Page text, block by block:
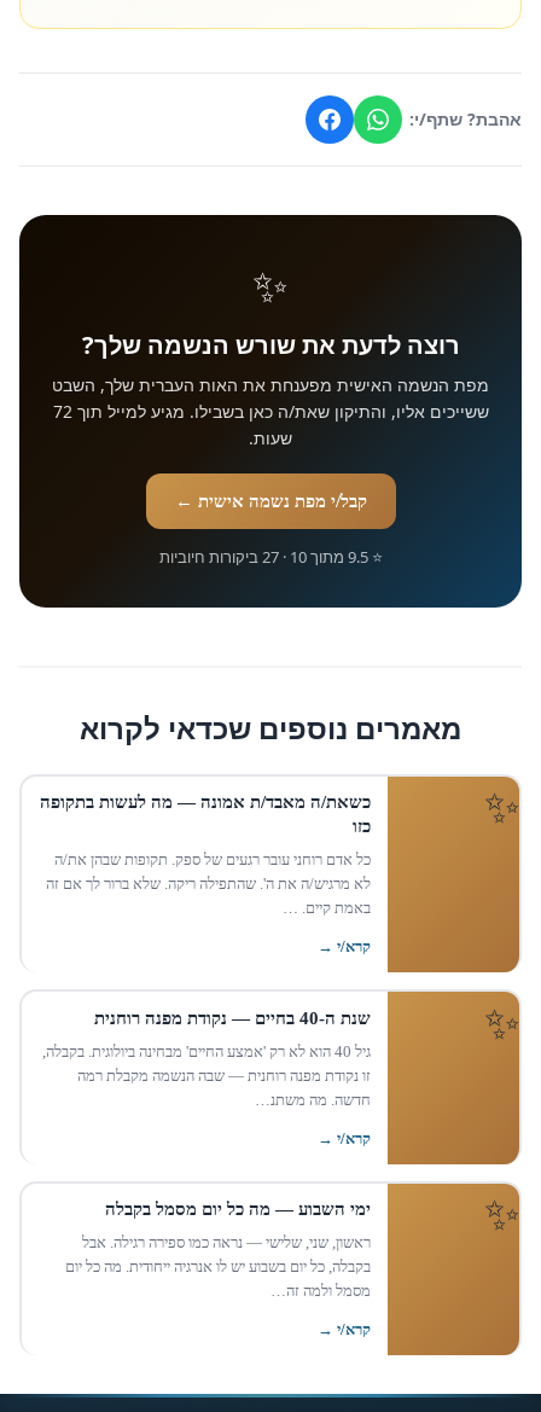
אהבת? שתף/י:
✨
רוצה לדעת את שורש הנשמה שלך?
מפת הנשמה האישית מפענחת את האות העברית שלך, השבט
ששייכים אליו, והתיקון שאת/ה כאן בשבילו. מגיע למייל תוך 72
שעות.
קבל/י מפת נשמה אישית ←
⭐ 9.5 מתוך 10 · 27 ביקורות חיוביות
מאמרים נוספים שכדאי לקרוא
כשאת/ה מאבד/ת אמונה — מה לעשות בתקופה
כזו
כל אדם רוחני עובר רגעים של ספק. תקופות שבהן את/ה
לא מרגיש/ה את ה'. שהתפילה ריקה. שלא ברור לך אם זה
באמת קיים. …
קרא/י →
שנת ה-40 בחיים — נקודת מפנה רוחנית
גיל 40 הוא לא רק 'אמצע החיים' מבחינה ביולוגית. בקבלה,
זו נקודת מפנה רוחנית — שבה הנשמה מקבלת רמה
חדשה. מה משתנ…
קרא/י →
ימי השבוע — מה כל יום מסמל בקבלה
ראשון, שני, שלישי — נראה כמו ספירה רגילה. אבל
בקבלה, כל יום בשבוע יש לו אנרגיה ייחודית. מה כל יום
מסמל ולמה זה…
קרא/י →